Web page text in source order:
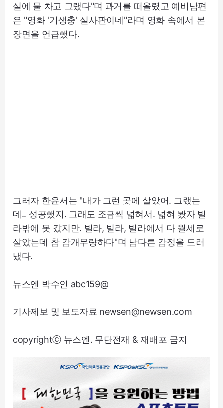
실에 물 차고 그랬다"며 과거를 떠올렸고 예비남편
은 "영화 '기생충' 실사판이네"라며 영화 속에서 본
장면을 언급했다.
그러자 한윤서는 "내가 그런 곳에 살았어. 그랬는
데.. 성공했지. 그래도 조금씩 넓혀서. 넓혀 봤자 빌
라밖에 못 갔지만. 빌라, 빌라, 빌라에서 다 월세로
살았는데 참 감개무량하다"며 남다른 감정을 드러
냈다.
뉴스엔 박수인 abc159@
기사제보 및 보도자료 newsen@newsen.com
copyrightⓒ 뉴스엔. 무단전재 & 재배포 금지